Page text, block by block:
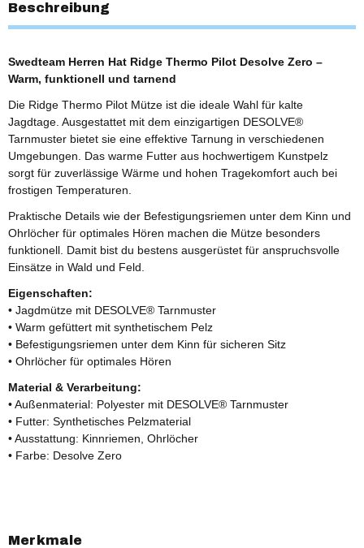
Beschreibung
Swedteam Herren Hat Ridge Thermo Pilot Desolve Zero –
Warm, funktionell und tarnend
Die Ridge Thermo Pilot Mütze ist die ideale Wahl für kalte
Jagdtage. Ausgestattet mit dem einzigartigen DESOLVE®
Tarnmuster bietet sie eine effektive Tarnung in verschiedenen
Umgebungen. Das warme Futter aus hochwertigem Kunstpelz
sorgt für zuverlässige Wärme und hohen Tragekomfort auch bei
frostigen Temperaturen.
Praktische Details wie der Befestigungsriemen unter dem Kinn und
Ohrlöcher für optimales Hören machen die Mütze besonders
funktionell. Damit bist du bestens ausgerüstet für anspruchsvolle
Einsätze in Wald und Feld.
Eigenschaften:
• Jagdmütze mit DESOLVE® Tarnmuster
• Warm gefüttert mit synthetischem Pelz
• Befestigungsriemen unter dem Kinn für sicheren Sitz
• Ohrlöcher für optimales Hören
Material & Verarbeitung:
• Außenmaterial: Polyester mit DESOLVE® Tarnmuster
• Futter: Synthetisches Pelzmaterial
• Ausstattung: Kinnriemen, Ohrlöcher
• Farbe: Desolve Zero
Merkmale